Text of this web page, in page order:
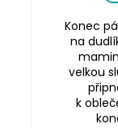
Konec
na
velkou
k